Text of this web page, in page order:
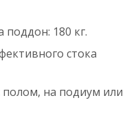
поддон: 180 кг.
стока
на подиум или